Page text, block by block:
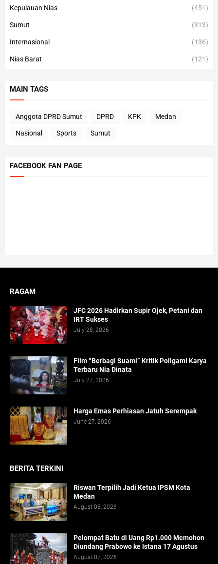
Kepulauan Nias (451)
Sumut (313)
Internasional (136)
Nias Barat (121)
MAIN TAGS
Anggota DPRD Sumut DPRD KPK Medan
Nasional Sports Sumut
FACEBOOK FAN PAGE
RAGAM
JFC 2026 Hadirkan Supir Ojek, Petani dan
IRT Sukses
July 28, 2026
Film “Berbagi Suami” Kritik Poligami Karya
Terbaru Nia Dinata
July 27, 2026
Harga Emas Perhiasan Jatuh Serempak
June 27, 2026
BERITA TERKINI
Riswan Terpilih Jadi Ketua IPSM Kota
Medan
August 08, 2026
Pelompat Batu di Uang Rp1.000 Memohon
Diundang Prabowo ke Istana 17 Agustus
August 07, 2026